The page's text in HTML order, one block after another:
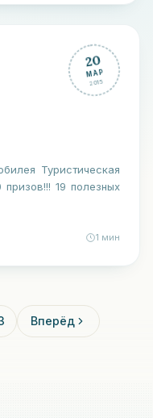
20
МАР
2015
Туристическая
19 полезных
1 мин
Вперёд